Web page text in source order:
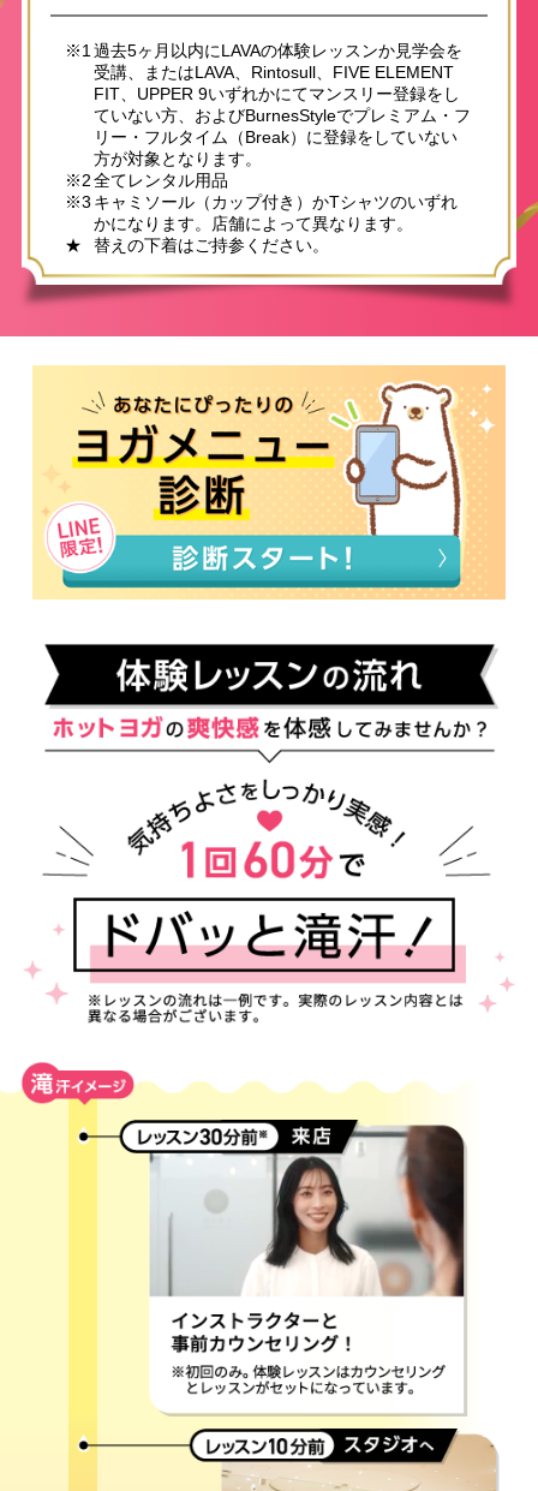
※1過去5ヶ月以内にLAVAの体験レッスンか見学会を
受講、またはLAVA、Rintosull、FIVE ELEMENT
FIT、UPPER 9いずれかにてマンスリー登録をし
ていない方、およびBurnesStyleでプレミアム・フ
リー・フルタイム（Break）に登録をしていない
方が対象となります。
※2全てレンタル用品
※3 キャミソール（カップ付き）かTシャツのいずれ
かになります。店舗によって異なります。
★
替えの下着はご持参ください。